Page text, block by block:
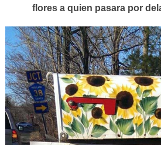
flores a quien pasara por